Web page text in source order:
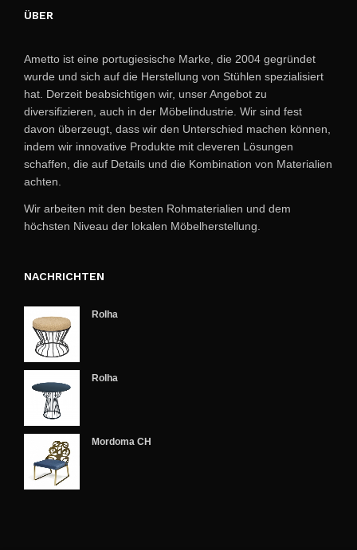
ÜBER
Ametto ist eine portugiesische Marke, die 2004 gegründet
wurde und sich auf die Herstellung von Stühlen spezialisiert
hat. Derzeit beabsichtigen wir, unser Angebot zu
diversifizieren, auch in der Möbelindustrie. Wir sind fest
davon überzeugt, dass wir den Unterschied machen können,
indem wir innovative Produkte mit cleveren Lösungen
schaffen, die auf Details und die Kombination von Materialien
achten.
Wir arbeiten mit den besten Rohmaterialien und dem
höchsten Niveau der lokalen Möbelherstellung.
NACHRICHTEN
Rolha
Rolha
Mordoma CH